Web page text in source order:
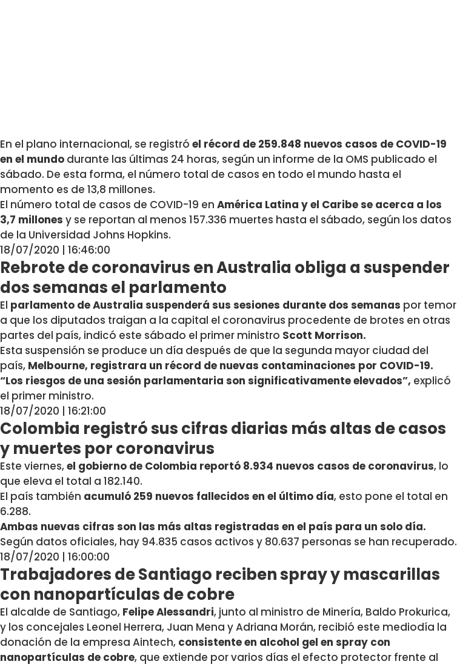
En el plano internacional, se registró el récord de 259.848 nuevos casos de COVID-19
en el mundo durante las últimas 24 horas, según un informe de la OMS publicado el
sábado. De esta forma, el número total de casos en todo el mundo hasta el
momento es de 13,8 millones.
El número total de casos de COVID-19 en América Latina y el Caribe se acerca a los
3,7 millones y se reportan al menos 157.336 muertes hasta el sábado, según los datos
de la Universidad Johns Hopkins.
18/07/2020 | 16:46:00
Rebrote de coronavirus en Australia obliga a suspender
dos semanas el parlamento
El parlamento de Australia suspenderá sus sesiones durante dos semanas por temor
a que los diputados traigan a la capital el coronavirus procedente de brotes en otras
partes del país, indicó este sábado el primer ministro Scott Morrison.
Esta suspensión se produce un día después de que la segunda mayor ciudad del
país, Melbourne, registrara un récord de nuevas contaminaciones por COVID-19.
“Los riesgos de una sesión parlamentaria son significativamente elevados”, explicó
el primer ministro.
18/07/2020 | 16:21:00
Colombia registró sus cifras diarias más altas de casos
y muertes por coronavirus
Este viernes,el gobierno de Colombia reportó 8.934 nuevos casos de coronavirus, lo
que eleva el total a 182.140.
El país también acumuló 259 nuevos fallecidos en el último día, esto pone el total en
6.288.
Ambas nuevas cifras son las más altas registradas en el país para un solo día.
Según datos oficiales, hay 94.835 casos activos y 80.637 personas se han recuperado.
18/07/2020 | 16:00:00
Trabajadores de Santiago reciben spray y mascarillas
con nanopartículas de cobre
El alcalde de Santiago, Felipe Alessandri, junto al ministro de Minería, Baldo Prokurica,
y los concejales Leonel Herrera, Juan Mena y Adriana Morán, recibió este mediodía la
donación de la empresa Aintech, consistente en alcohol gel en spray con
nanopartículas de cobre, que extiende por varios días el efecto protector frente al